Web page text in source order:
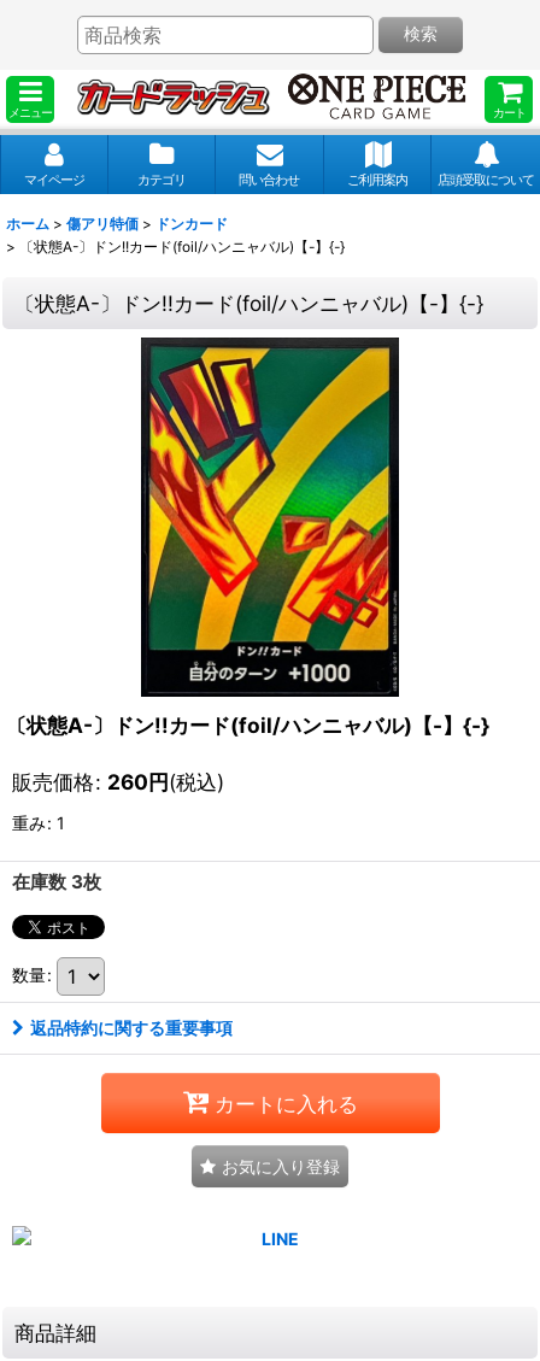
メニュー カート
検索
マイページ カテゴリ 問い合わせ ご利用案内 店頭受取について
ホーム > 傷アリ特価 > ドンカード
>
〔状態A-〕ドン!!カード(foil/ハンニャバル)【-】{-}
〔状態A-〕ドン!!カード(foil/ハンニャバル)【-】{-}
〔状態A-〕ドン!!カード(foil/ハンニャバル)【-】{-}
販売価格: 260円(税込)
重み: 1
在庫数 3枚
数量:
返品特約に関する重要事項
カートに入れる
お気に入り登録
商品詳細